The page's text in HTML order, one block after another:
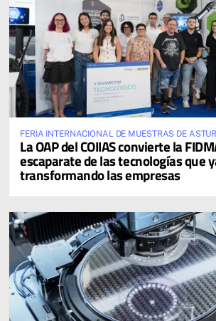
FERIA INTERNACIONAL DE MUESTRAS DE
La OAP del COIIAS convierte la
escaparate de las tecnologías que
transformando las empresas